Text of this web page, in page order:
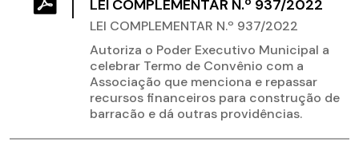
LEI COMPLEMENTAR N.º 937/2022
LEI COMPLEMENTAR N.º 937/2022
Autoriza o Poder Executivo Municipal a
celebrar Termo de Convênio com a
Associação que menciona e repassar
recursos financeiros para construção de
barracão e dá outras providências.